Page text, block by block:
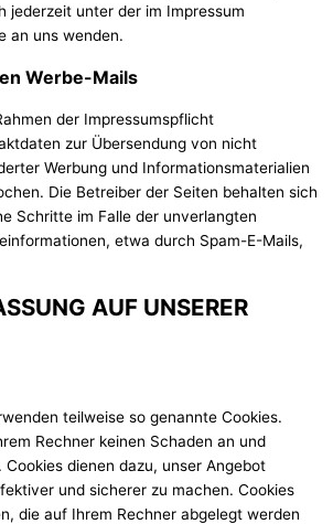
jederzeit unter der im Impressum
an uns wenden.
Werbe-Mails
der Impressumspflicht
zur Übersendung von nicht
Werbung und Informationsmaterialien
Die Betreiber der Seiten behalten sich
Schritte im Falle der unverlangten
etwa durch Spam-E-Mails,
AUF UNSERER
teilweise so genannte Cookies.
Rechner keinen Schaden an und
dienen dazu, unser Angebot
und sicherer zu machen. Cookies
die auf Ihrem Rechner abgelegt werden